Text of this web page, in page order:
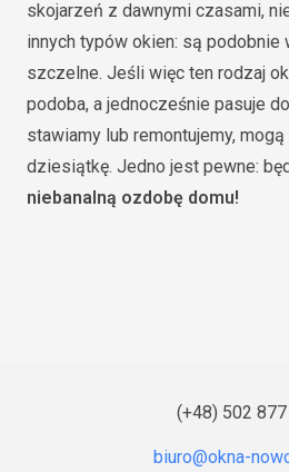
skojarzeń z dawnymi czasami,
innych typów okien: są podobnie
szczelne. Jeśli więc ten rodzaj
podoba, a jednocześnie pasuje
stawiamy lub remontujemy,
dziesiątkę. Jedno jest pewne:
niebanalną ozdobę domu!
(+48) 502